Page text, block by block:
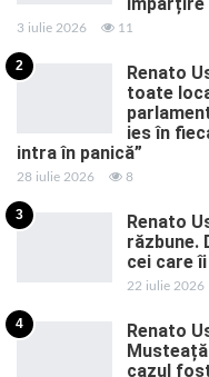
3 iulie 2026 11
2
Renato
toate
ies în
intra în panică”
28 iulie 2026 8
3
Renato
răzbune.
cei care
22 iulie 2026
4
Renato
cazul